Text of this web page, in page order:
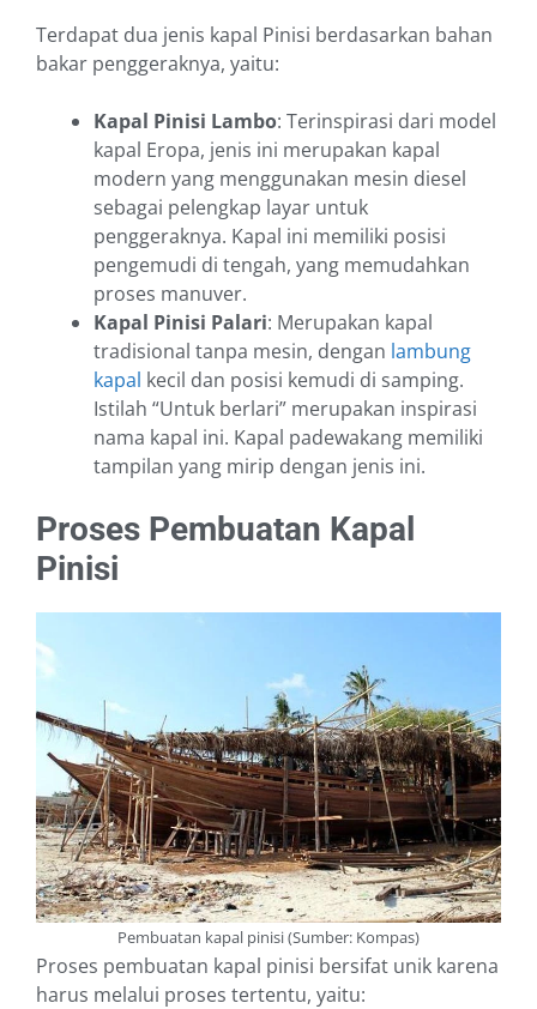
Terdapat dua jenis kapal Pinisi berdasarkan bahan
bakar penggeraknya, yaitu:
Kapal Pinisi Lambo: Terinspirasi dari model
kapal Eropa, jenis ini merupakan kapal
modern yang menggunakan mesin diesel
sebagai pelengkap layar untuk
penggeraknya. Kapal ini memiliki posisi
pengemudi di tengah, yang memudahkan
proses manuver.
Kapal Pinisi Palari: Merupakan kapal
tradisional tanpa mesin, dengan lambung
kapal kecil dan posisi kemudi di samping.
Istilah “Untuk berlari” merupakan inspirasi
nama kapal ini. Kapal padewakang memiliki
tampilan yang mirip dengan jenis ini.
Proses Pembuatan Kapal
Pinisi
Pembuatan kapal pinisi (Sumber: Kompas)
Proses pembuatan kapal pinisi bersifat unik karena
harus melalui proses tertentu, yaitu: